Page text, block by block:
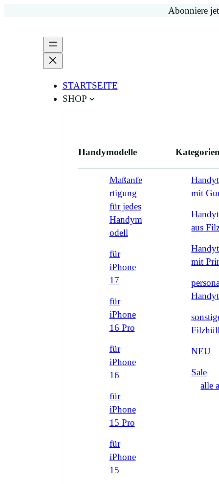
Abonniere
STARTSEITE
SHOP
Handymodelle
Maßanfe
rtigung
für jedes
Handym
odell
für
iPhone
17
für
iPhone
16 Pro
für
iPhone
16
für
iPhone
15 Pro
für
iPhone
15
mit
aus
mit
NEU
Sale
alle